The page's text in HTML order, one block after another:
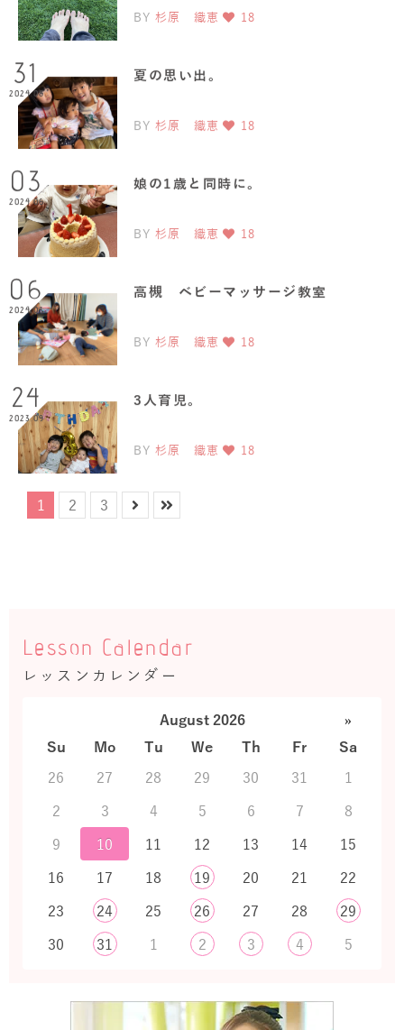
BY 杉原 織恵 18
31
2024.08
夏の思い出。
BY 杉原 織恵 18
03
2024.06
娘の1歳と同時に。
BY 杉原 織恵 18
06
2024.03
高槻 ベビーマッサージ教室
BY 杉原 織恵 18
24
2023.09
3人育児。
BY 杉原 織恵 18
1 2 3
Lesson Calendar
レッスンカレンダー
August 2026
»
Su
Mo Tu We Th Fr
Sa
26
27 28 29 30 31
1
2
3 4 5 6 7
8
9
10 11 12 13 14
15
16
17 18 19 20 21
22
23
24 25 26 27 28
29
30
31 1 2 3 4 5